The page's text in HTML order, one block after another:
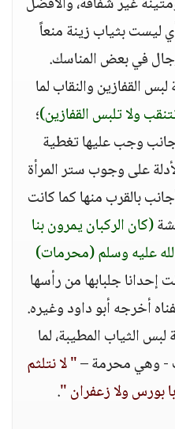
ليست بثياب زينة منعاً
في بعض المناسك.
القفازين والنقاب لما
ولا تلبس القفازين)؛
وجب عليها تغطية
على وجوب ستر المرأة
بالقرب منها كما كانت
(كان الركبان يمرون بنا
عليه وسلم (محرمات)
إحدانا جلبابها من رأسها
أخرجه أبو داود وغيره.
الثياب المطيبة، لما
- وهي محرمة –" لا نتلثم
بورس ولا زعفران ".